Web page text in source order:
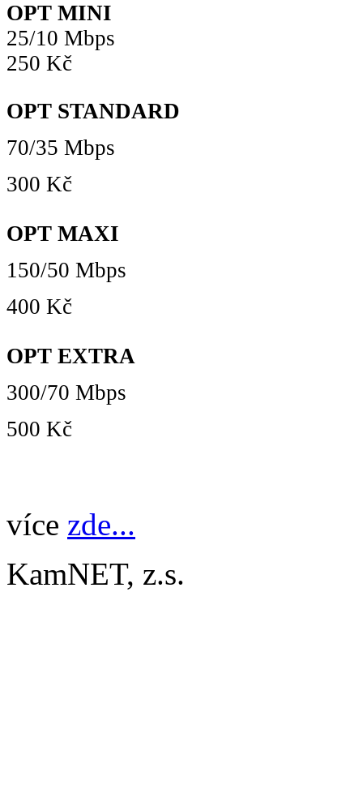
OPT MINI
25/10 Mbps
250 Kč
OPT STANDARD
70/35 Mbps
300 Kč
OPT MAXI
150/50 Mbps
400 Kč
OPT EXTRA
300/70 Mbps
500 Kč
více zde...
KamNET, z.s.